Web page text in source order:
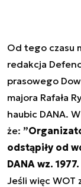
Od tego czasu
redakcja
prasowego
majora Rafała
haubic DANA.
że:
odstąpiły od
DANA wz.
Jeśli więc